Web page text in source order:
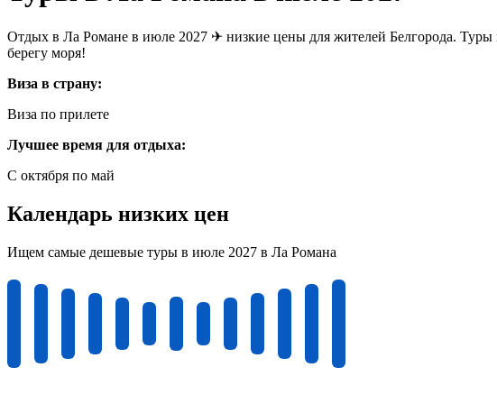
Отдых в Ла Романе в июле 2027 ✈ низкие цены для жителей Белгорода.
берегу моря!
Виза в страну:
Виза по прилете
Лучшее время для отдыха:
С октября по май
Календарь низких цен
Ищем самые дешевые туры в июле 2027 в Ла Романа